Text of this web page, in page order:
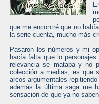
que me encontré que no
la serie cuenta, mucho más
Pasaron los números y mi
hacía falta que lo
relevancia se mataba y no
colección a medias, es que
arcos argumentales
además la última saga me
sensación de que ya no